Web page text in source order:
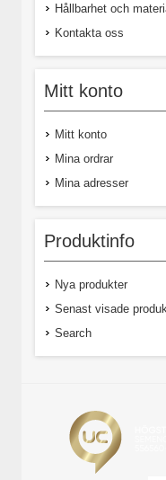
Hållbarhet och
Kontakta oss
Mitt konto
Mitt konto
Mina ordrar
Mina adresser
Produktinfo
Nya produkter
Senast visade
Search